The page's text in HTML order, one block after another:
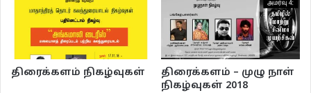
திரைக்களம் நிகழ்வுகள்
திரைக்களம் – முழு நாள்
நிகழ்வுகள் 2018